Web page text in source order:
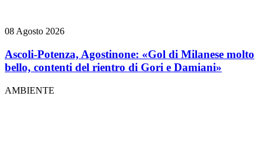
08 Agosto 2026
Ascoli-Potenza, Agostinone: «Gol di Milanese molto
bello, contenti del rientro di Gori e Damiani»
AMBIENTE